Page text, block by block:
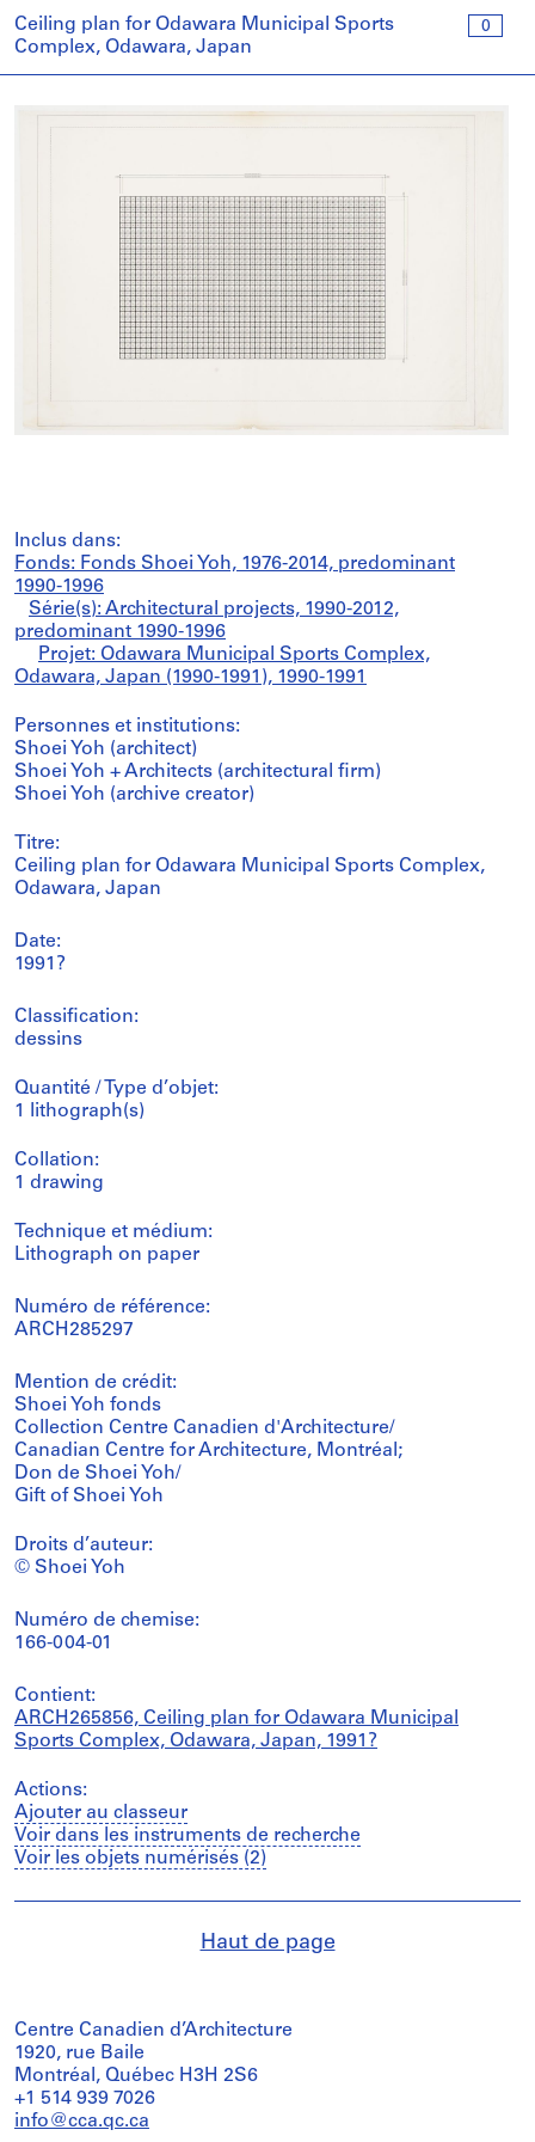
0
Ceiling plan for Odawara Municipal Sports
Complex, Odawara, Japan
Inclus dans:
Fonds: Fonds Shoei Yoh, 1976-2014, predominant
1990-1996
Série(s): Architectural projects, 1990-2012,
predominant 1990-1996
Projet: Odawara Municipal Sports Complex,
Odawara, Japan (1990-1991), 1990-1991
Personnes et institutions:
Shoei Yoh (architect)
Shoei Yoh + Architects (architectural firm)
Shoei Yoh (archive creator)
Titre:
Ceiling plan for Odawara Municipal Sports Complex,
Odawara, Japan
Date:
1991?
Classification:
dessins
Quantité / Type d’objet:
1 lithograph(s)
Collation:
1 drawing
Technique et médium:
Lithograph on paper
Numéro de référence:
ARCH285297
Mention de crédit:
Shoei Yoh fonds
Collection Centre Canadien d'Architecture/
Canadian Centre for Architecture, Montréal;
Don de Shoei Yoh/
Gift of Shoei Yoh
Droits d’auteur:
© Shoei Yoh
Numéro de chemise:
166-004-01
Contient:
ARCH265856, Ceiling plan for Odawara Municipal
Sports Complex, Odawara, Japan, 1991?
Actions:
Ajouter au classeur
Voir dans les instruments de recherche
Voir les objets numérisés (2)
Haut de page
Centre Canadien d’Architecture
1920, rue Baile
Montréal, Québec H3H 2S6
+1 514 939 7026
info@cca.qc.ca